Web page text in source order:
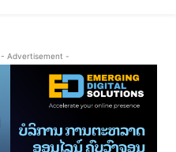
- Advertisement -